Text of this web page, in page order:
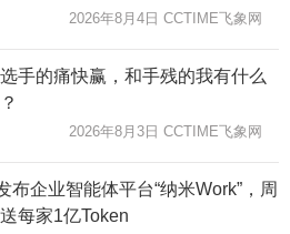
2026年8月4日 CCTIME飞象网
手的痛快赢，和手残的我有什么
2026年8月3日 CCTIME飞象网
布企业智能体平台“纳米Work”，周
每家1亿Token